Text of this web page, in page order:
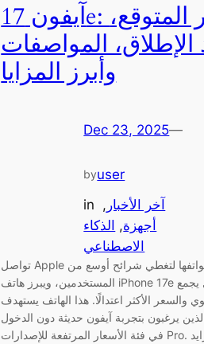
آيفون 17e: السعر المتوقع،
المواصفات
وأبرز المزايا
Dec 23, 2025—
byuser
in
آخر الأخبار ,
أجهزة, الذكاء
الاصطناعي
تواصل Apple توسيع تشكيلة هواتفها لتغطي شرائح أوسع من
المستخدمين، ويبرز هاتف iPhone 17e كخيار محتمل يجمع
والسعر الأكثر اعتدالًا. هذا الهاتف يستهدف
يرغبون بتجربة آيفون حديثة دون الدخول
في فئة الأسعار المرتفعة للإصدارات Pro. ومع تزايد